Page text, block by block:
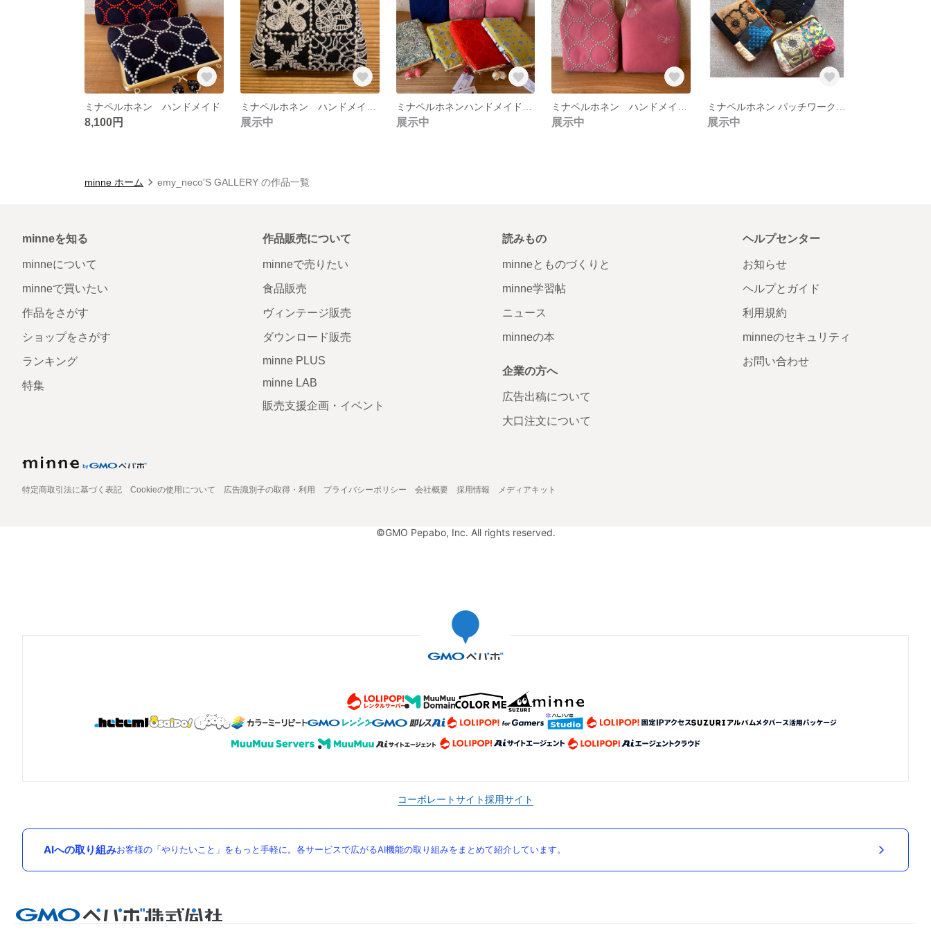
ミナペルホネン ハンドメイド
8,100円 展示中 展示中 展示中 展示中
minne ホーム emy_neco'S GALLERY の作品一覧
minneを知る
minneについて
minneで買いたい
作品をさがす
ショップをさがす
ランキング
特集
作品販売について
minneで売りたい
食品販売
ヴィンテージ販売
ダウンロード販売
minne PLUS
minne LAB
販売支援企画・イベント
読みもの
minneとものづくりと
minne学習帖
ニュース
minneの本
企業の方へ
広告出稿について
大口注文について
ヘルプセンター
お知らせ
ヘルプとガイド
利用規約
minneのセキュリティ
お問い合わせ
特定商取引法に基づく表記 Cookieの使用について 広告識別子の取得・利用 プライバシーポリシー 会社概要 採用情報 メディアキット
©GMO Pepabo, Inc. All rights reserved.
コーポレートサイト採用サイト
AIへの取り組みお客様の「やりたいこと」をもっと手軽に。各サービスで広がるAI機能の取り組みをまとめて紹介しています。